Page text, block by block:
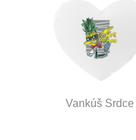
Vankúš Srdce